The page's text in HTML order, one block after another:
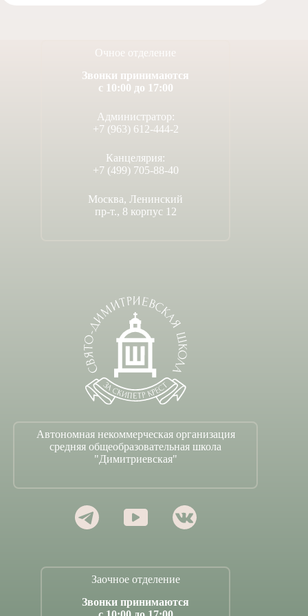
Очное отделение
Звонки принимаются
с 10:00 до 17:00
Администратор:
+7 (963) 612-444-2
Канцелярия:
+7 (499) 705-88-40
Москва, Ленинский
пр-т., 8 корпус 12
Автономная некоммерческая организация
средняя общеобразовательная школа
"Димитриевская"
Заочное отделение
Звонки принимаются